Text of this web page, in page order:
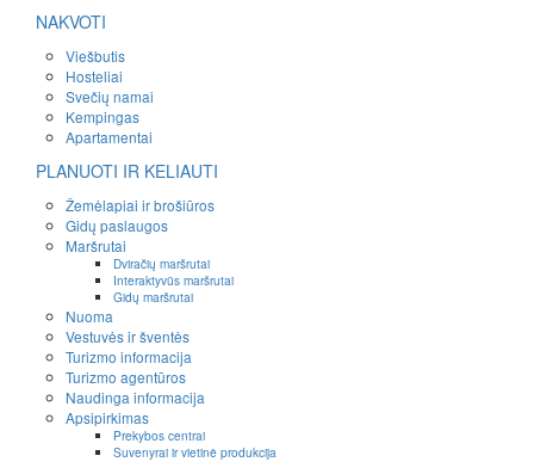
NAKVOTI
Viešbutis
Hosteliai
Svečių namai
Kempingas
Apartamentai
PLANUOTI IR KELIAUTI
Žemėlapiai ir brošiūros
Gidų paslaugos
Maršrutai
Dviračių maršrutai
Interaktyvūs maršrutai
Gidų maršrutai
Nuoma
Vestuvės ir šventės
Turizmo informacija
Turizmo agentūros
Naudinga informacija
Apsipirkimas
Prekybos centrai
Suvenyrai ir vietinė produkcija